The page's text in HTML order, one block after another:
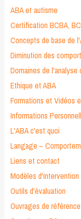
ABA et autisme
Certification BCBA,
Concepts de base de
Diminution des
Domaines de l'analyse
Ethique et ABA
Formations et Vidéos
Informations
L'ABA c'est quoi
Langage –
Liens et contact
Modèles d'intervention
Outils d'évaluation
Ouvrages de référence